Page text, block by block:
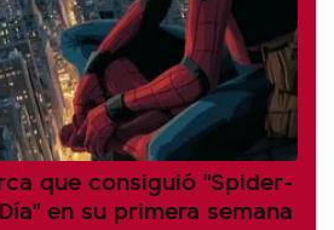
que consiguió "Spider-
en su primera semana